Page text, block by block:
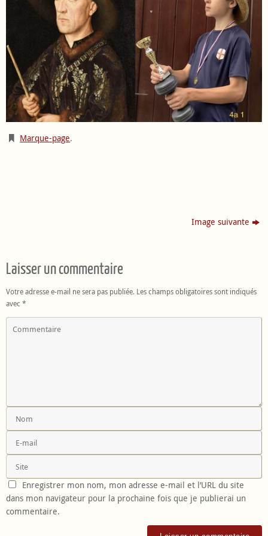
Marque-page.
Image suivante
Laisser un commentaire
Votre adresse e-mail ne sera pas publiée. Les champs obligatoires sont indiqués
avec *
Enregistrer mon nom, mon adresse e-mail et l’URL du site
dans mon navigateur pour la prochaine fois que je publierai un
commentaire.